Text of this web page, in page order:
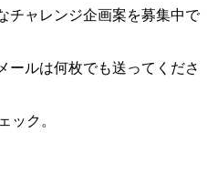
チャレンジ企画案を募集中で
ールは何枚でも送ってくださ
ック。